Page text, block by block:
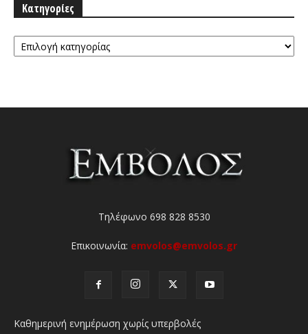
Κατηγορίες
Κατηγορίες
Τηλέφωνο 698 828 8530
Επικοινωνία: emvolos@emvolos.gr
Καθημερινή ενημέρωση χωρίς υπερβολές